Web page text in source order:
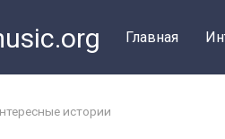
Главная
истории